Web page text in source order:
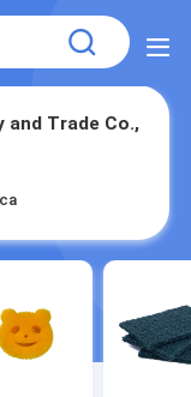
and Trade Co.,